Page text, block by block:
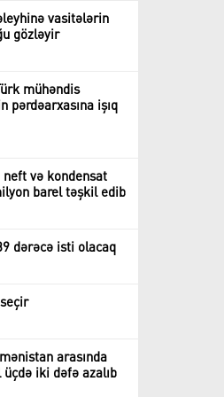
vasitələrin
gözləyir
mühəndis
pərdəarxasına işıq
və kondensat
barel təşkil edib
dərəcə isti olacaq
arasında
iki dəfə azalıb